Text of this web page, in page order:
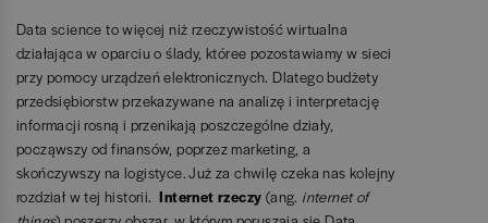
Data science to więcej niż rzeczywistość wirtualna
działająca w oparciu o ślady, któree pozostawiamy w sieci
przy pomocy urządzeń elektronicznych. Dlatego budżety
przedsiębiorstw przekazywane na analizę i interpretację
informacji rosną i przenikają poszczególne działy,
począwszy od finansów, poprzez marketing, a
skończywszy na logistyce. Już za chwilę czeka nas kolejny
rozdział w tej historii.Internet rzeczy (ang. internet of